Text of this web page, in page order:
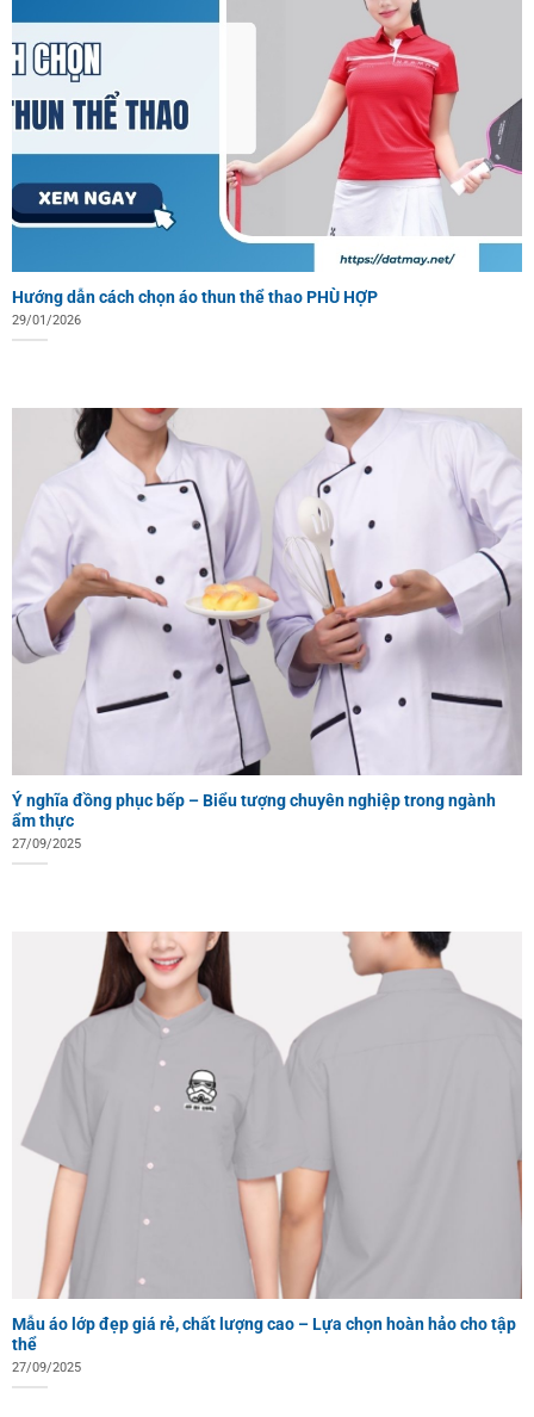
Hướng dẫn cách chọn áo thun thể thao PHÙ HỢP
29/01/2026
Ý nghĩa đồng phục bếp – Biểu tượng chuyên nghiệp trong ngành
ẩm thực
27/09/2025
Mẫu áo lớp đẹp giá rẻ, chất lượng cao – Lựa chọn hoàn hảo cho tập
thể
27/09/2025